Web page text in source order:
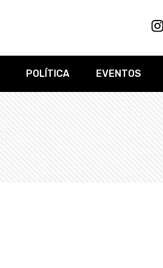
POLÍTICA EVENTOS